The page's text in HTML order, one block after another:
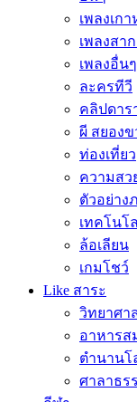
เพลงเกา
เพลงสา
เพลงอื่นๆ
ละครทีวี
คลิปดาร
ผี สยอง
ท่องเที่ยว
ความสว
ตัวอย่าง
เทคโนโ
ล้อเลียน
เกมโชว์
Like สาระ
วิทยาศา
อาหารส
ตำนานโ
ศาลาธร